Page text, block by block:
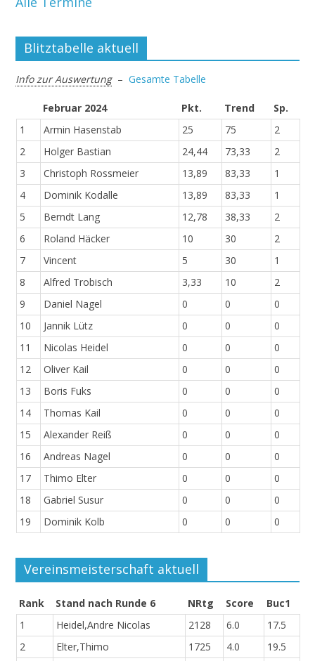
Blitztabelle aktuell
Info zur Auswertung–Gesamte Tabelle
Februar 2024 Pkt. Trend
Sp.
1
Armin Hasenstab 25 75
2
2
Holger Bastian 24,44 73,33
2
3
Christoph Rossmeier 13,89 83,33
1
4
Dominik Kodalle 13,89 83,33
1
5
Berndt Lang 12,78 38,33
2
6
Roland Häcker 10 30
2
7
Vincent 5 30
1
8
Alfred Trobisch 3,33 10
2
9
Daniel Nagel 0 0
0
10
Jannik Lütz 0 0
0
11
Nicolas Heidel 0 0
0
12
Oliver Kail 0 0
0
13
Boris Fuks 0 0
0
14
Thomas Kail 0 0
0
15
Alexander Reiß 0 0
0
16
Andreas Nagel 0 0
0
17
Thimo Elter 0 0
0
18
Gabriel Susur 0 0
0
19
Dominik Kolb 0 0 0
Vereinsmeisterschaft aktuell
Rank Stand nach Runde 6 NRtg Score
Buc1
1
Heidel,Andre Nicolas 2128 6.0
17.5
2
Elter,Thimo 1725 4.0
19.5